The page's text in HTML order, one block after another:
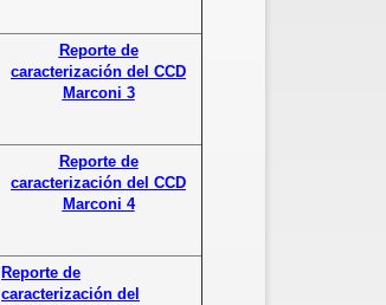
Reporte de
caracterización del CCD
Marconi 3
Reporte de
caracterización del CCD
Marconi 4
Reporte de
caracterización del